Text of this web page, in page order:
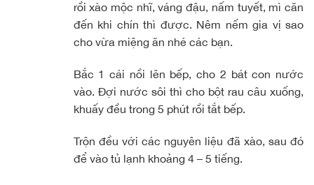
rồi xào mộc nhĩ, váng đậu, nấm tuyết, mì căn
đến khi chín thì được. Nêm nếm gia vị sao
cho vừa miệng ăn nhé các bạn.
Bắc 1 cái nồi lên bếp, cho 2 bát con nước
vào. Đợi nước sôi thì cho bột rau câu xuống,
khuấy đều trong 5 phút rồi tắt bếp.
Trộn đều với các nguyên liệu đã xào, sau đó
để vào tủ lạnh khoảng 4 – 5 tiếng.